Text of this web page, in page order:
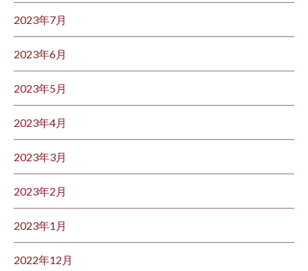
2023年7月
2023年6月
2023年5月
2023年4月
2023年3月
2023年2月
2023年1月
2022年12月